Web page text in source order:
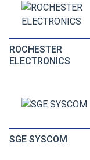
ROCHESTER
ELECTRONICS
SGE SYSCOM